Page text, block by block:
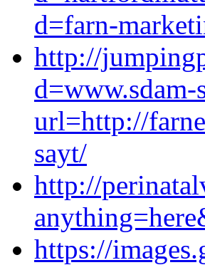
d=farn-
http://
url=http://
sayt/
http://
https://